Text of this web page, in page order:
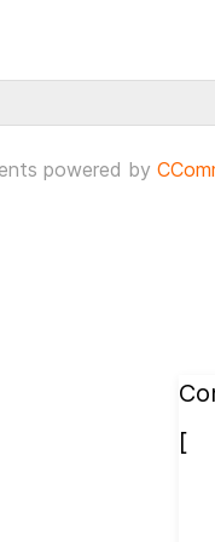
demoliberal: una
powered by
[